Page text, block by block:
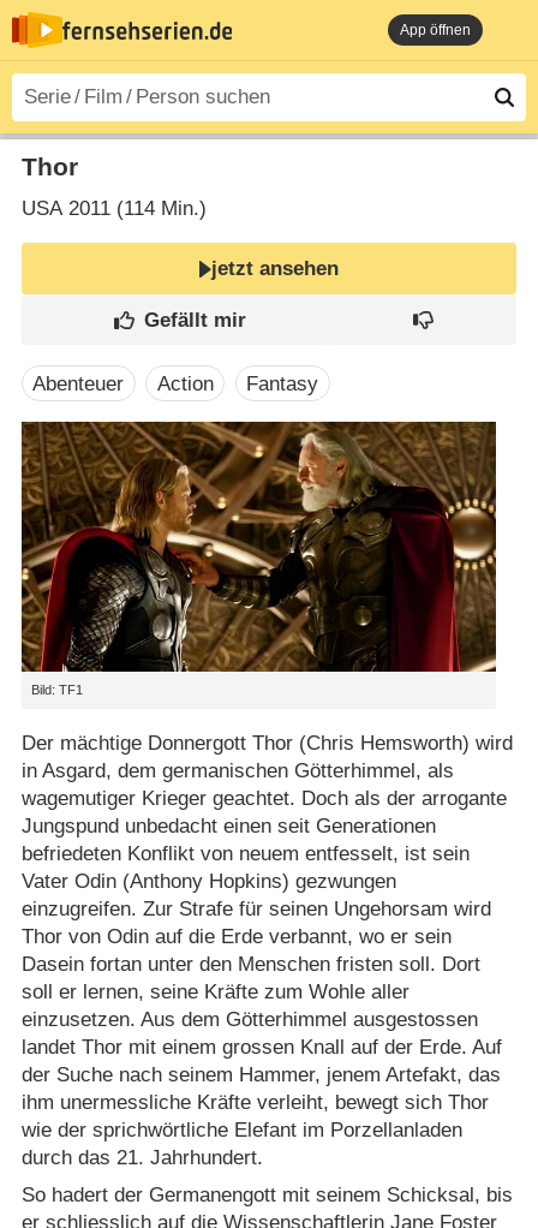
App öffnen
Thor
USA2011 (114 Min.)
jetzt ansehen
Abenteuer Action Fantasy
Bild: TF1
Der mächtige Donnergott Thor (Chris Hemsworth) wird
in Asgard, dem germanischen Götterhimmel, als
wagemutiger Krieger geachtet. Doch als der arrogante
Jungspund unbedacht einen seit Generationen
befriedeten Konflikt von neuem entfesselt, ist sein
Vater Odin (Anthony Hopkins) gezwungen
einzugreifen. Zur Strafe für seinen Ungehorsam wird
Thor von Odin auf die Erde verbannt, wo er sein
Dasein fortan unter den Menschen fristen soll. Dort
soll er lernen, seine Kräfte zum Wohle aller
einzusetzen. Aus dem Götterhimmel ausgestossen
landet Thor mit einem grossen Knall auf der Erde. Auf
der Suche nach seinem Hammer, jenem Artefakt, das
ihm unermessliche Kräfte verleiht, bewegt sich Thor
wie der sprichwörtliche Elefant im Porzellanladen
durch das 21. Jahrhundert.
So hadert der Germanengott mit seinem Schicksal, bis
er schliesslich auf die Wissenschaftlerin Jane Foster